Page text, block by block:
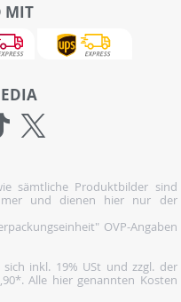
MIT
sämtliche Produktbilder sind
und dienen hier nur der
OVP-Angaben
inkl. 19% USt und zzgl. der
Alle hier genannten Kosten